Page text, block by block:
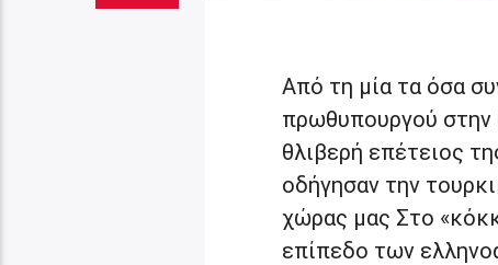
Από τη μία τα όσα
πρωθυπουργού στην
θλιβερή επέτειος
οδήγησαν την
χώρας μας Στο
επίπεδο των